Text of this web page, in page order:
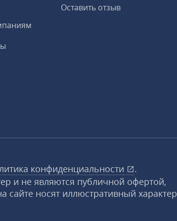
Оставить отзыв
конфиденциальности
.
и не являются публичной офертой,
сайте носят иллюстративный характер